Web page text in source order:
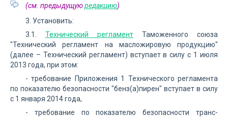
(см. предыдущуюредакцию)
3. Установить:
3.1. Технический регламент Таможенного союза
"Технический регламент на масложировую продукцию"
(далее – Технический регламент) вступает в силу с 1 июля
2013 года, при этом:
- требование Приложения 1 Технического регламента
по показателю безопасности "бенз(а)пирен" вступает в силу
с 1 января 2014 года,
- требование по показателю безопасности транс-